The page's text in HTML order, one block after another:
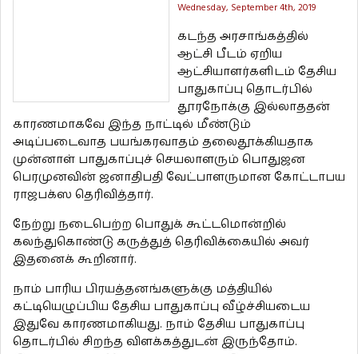
Wednesday, September 4th, 2019
கடந்த அரசாங்கத்தில்
ஆட்சி பீடம் ஏறிய
ஆட்சியாளர்களிடம் தேசிய
பாதுகாப்பு தொடர்பில்
தூரநோக்கு இல்லாததன்
காரணமாகவே இந்த நாட்டில் மீண்டும்
அடிப்படைவாத பயங்கரவாதம் தலைதூக்கியதாக
முன்னாள் பாதுகாப்புச் செயலாளரும் பொதுஜன
பெரமுனவின் ஜனாதிபதி வேட்பாளருமான கோட்டாபய
ராஜபக்ஸ தெரிவித்தார்.
நேற்று நடைபெற்ற பொதுக் கூட்டமொன்றில்
கலந்துகொண்டு கருத்துத் தெரிவிக்கையில் அவர்
இதனைக் கூறினார்.
நாம் பாரிய பிரயத்தனங்களுக்கு மத்தியில்
கட்டியெழுப்பிய தேசிய பாதுகாப்பு வீழ்ச்சியடைய
இதுவே காரணமாகியது. நாம் தேசிய பாதுகாப்பு
தொடர்பில் சிறந்த விளக்கத்துடன் இருந்தோம்.